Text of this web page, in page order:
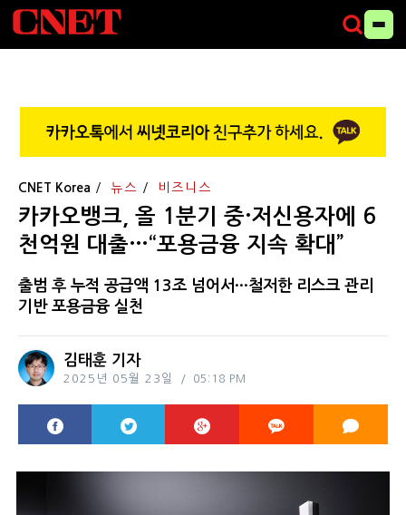
CNET Korea 뉴스 비즈니스
카카오뱅크, 올 1분기 중·저신용자에 6
천억원 대출…“포용금융 지속 확대”
출범 후 누적 공급액 13조 넘어서···철저한 리스크 관리
기반 포용금융 실천
김태훈 기자
2025년 05월 23일 05:18 PM